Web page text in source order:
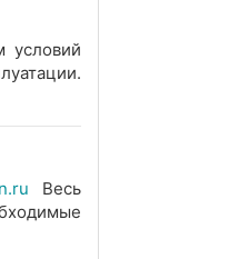
условий
Весь